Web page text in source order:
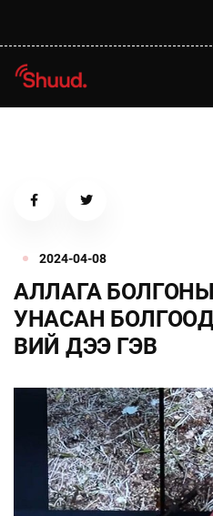
2024-04-08
АЛЛАГА
УНАСАН
ВИЙ ДЭЭ ГЭВ